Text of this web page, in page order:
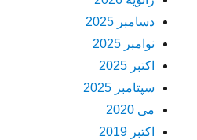
دسامبر 2025
نوامبر 2025
اکتبر 2025
سپتامبر 2025
می 2020
اکتبر 2019